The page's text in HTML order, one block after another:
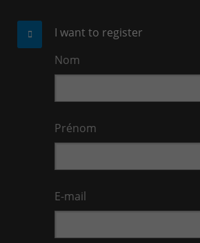
I want to register
Nom
Prénom
E-mail